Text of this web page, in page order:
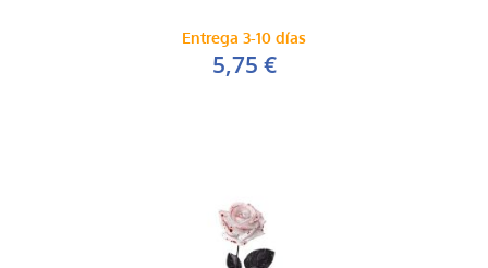
Entrega 3-10 días
5,75 €